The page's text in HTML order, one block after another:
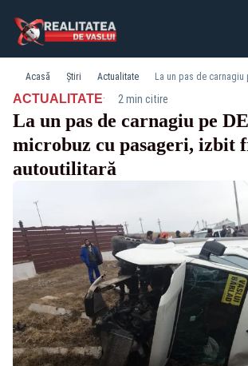
Acasă Știri Actualitate
ACTUALITATE· 2 min citire
La un pas de carnagiu pe
microbuz cu pasageri, izbit
autoutilitară